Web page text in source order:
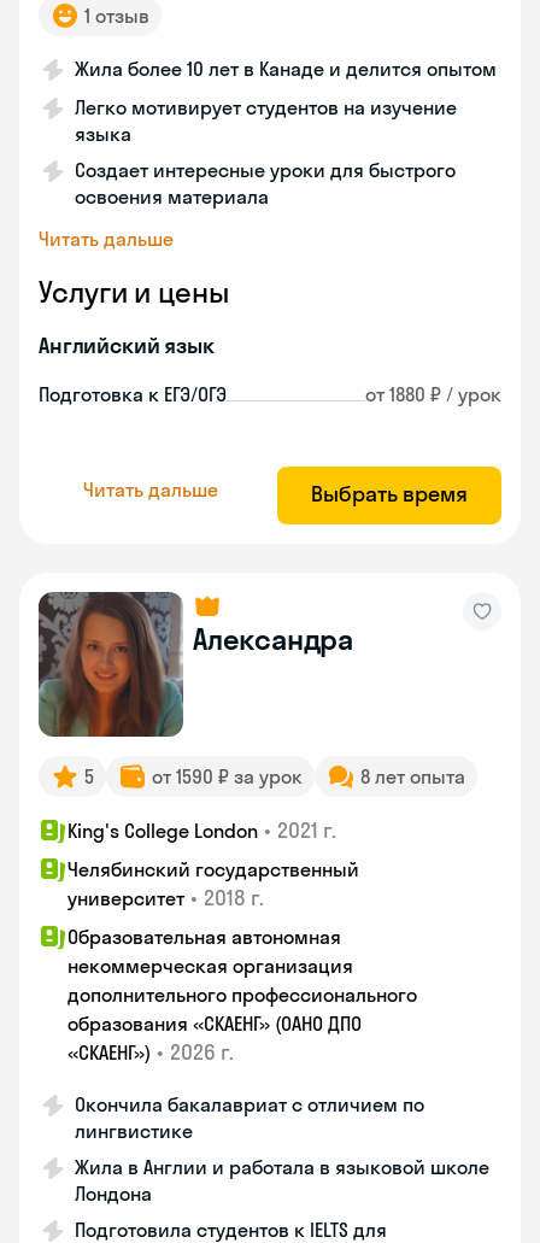
1 отзыв
Жила более 10 лет в Канаде и делится опытом
Легко мотивирует студентов на изучение
языка
Создает интересные уроки для быстрого
освоения материала
Читать дальше
Услуги и цены
Английский язык
Подготовка к ЕГЭ/ОГЭ от 1880 ₽ / урок
Читать дальше Выбрать время
Александра
5 от 1590 ₽ за урок 8 лет опыта
King's College London • 2021 г.
Челябинский государственный
университет • 2018 г.
Образовательная автономная
некоммерческая организация
дополнительного профессионального
образования «СКАЕНГ» (ОАНО ДПО
«СКАЕНГ») • 2026 г.
Окончила бакалавриат с отличием по
лингвистике
Жила в Англии и работала в языковой школе
Лондона
Подготовила студентов к IELTS для